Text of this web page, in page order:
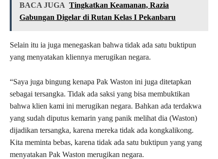
BACA JUGA Tingkatkan Keamanan, Razia
Gabungan Digelar di Rutan Kelas I Pekanbaru
Selain itu ia juga menegaskan bahwa tidak ada satu buktipun
yang menyatakan kliennya merugikan negara.
“Saya juga bingung kenapa Pak Waston ini juga ditetapkan
sebagai tersangka. Tidak ada saksi yang bisa membuktikan
bahwa klien kami ini merugikan negara. Bahkan ada terdakwa
yang sudah diputus kemarin yang panik melihat dia (Waston)
dijadikan tersangka, karena mereka tidak ada kongkalikong.
Kita meminta bebas, karena tidak ada satu buktipun yang yang
menyatakan Pak Waston merugikan negara.